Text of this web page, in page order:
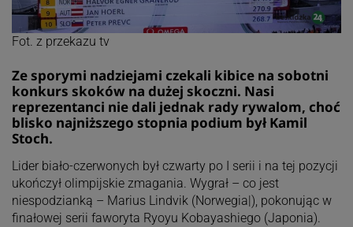
Fot. z przekazu tv
Ze sporymi nadziejami czekali kibice na sobotni
konkurs skoków na dużej skoczni. Nasi
reprezentanci nie dali jednak rady rywalom, choć
blisko najniższego stopnia podium był Kamil
Stoch.
Lider biało-czerwonych był czwarty po I serii i na tej pozycji
ukończył olimpijskie zmagania. Wygrał – co jest
niespodzianką – Marius Lindvik (Norwegia|), pokonując w
finałowej serii faworyta Ryoyu Kobayashiego (Japonia).